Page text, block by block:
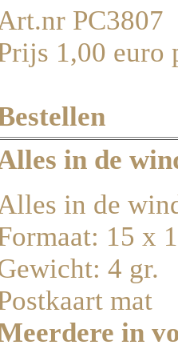
PC3807
1,00 euro
in de
in de
15 x
4 gr.
mat
in